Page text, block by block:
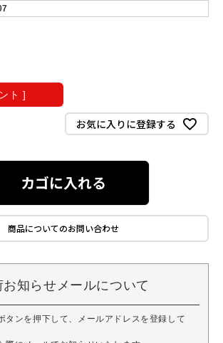
ト ]
お気に入りに登録する
カゴに入れる
商品についてのお問い合わせ
お知らせメールについて
タンを押下して、メールアドレスを登録して